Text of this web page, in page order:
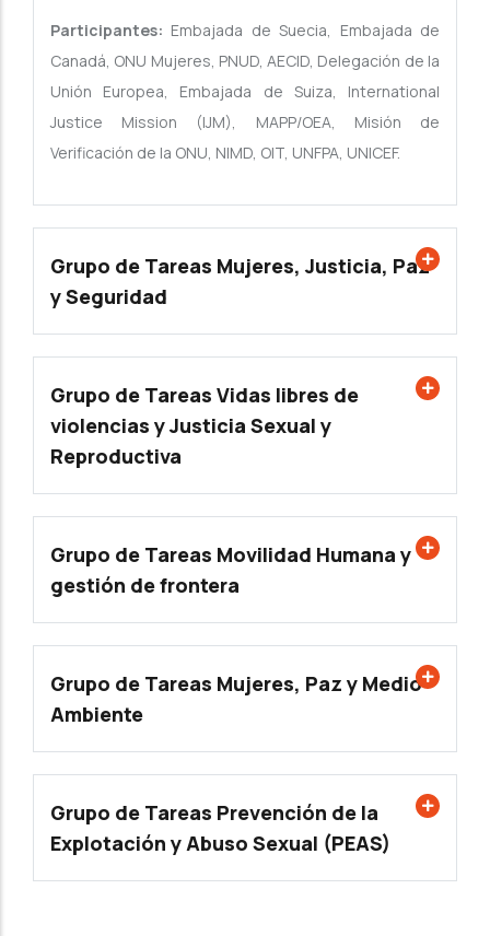
Participantes: Embajada de Suecia, Embajada de
Canadá, ONU Mujeres, PNUD, AECID, Delegación de la
Unión Europea, Embajada de Suiza, International
Justice Mission (IJM), MAPP/OEA, Misión de
Verificación de la ONU, NIMD, OIT, UNFPA, UNICEF.
Grupo de Tareas Mujeres, Justicia, Paz
y Seguridad
Grupo de Tareas Vidas libres de
violencias y Justicia Sexual y
Reproductiva
Grupo de Tareas Movilidad Humana y
gestión de frontera
Grupo de Tareas Mujeres, Paz y Medio
Ambiente
Grupo de Tareas Prevención de la
Explotación y Abuso Sexual (PEAS)